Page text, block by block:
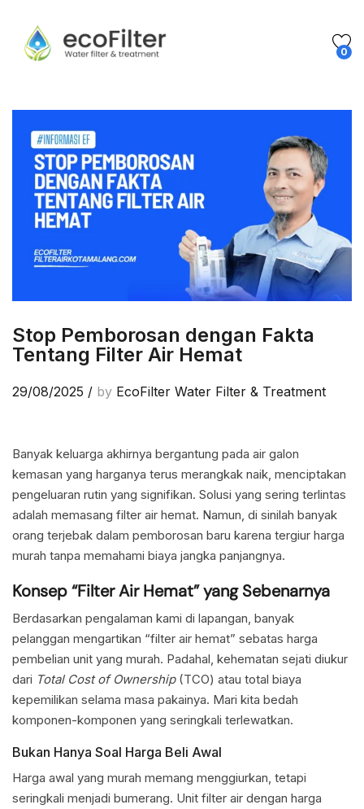
0
Stop Pemborosan dengan Fakta
Tentang Filter Air Hemat
29/08/2025 / by EcoFilter Water Filter & Treatment
Banyak keluarga akhirnya bergantung pada air galon
kemasan yang harganya terus merangkak naik, menciptakan
pengeluaran rutin yang signifikan. Solusi yang sering terlintas
adalah memasang filter air hemat. Namun, di sinilah banyak
orang terjebak dalam pemborosan baru karena tergiur harga
murah tanpa memahami biaya jangka panjangnya.
Konsep “Filter Air Hemat” yang Sebenarnya
Berdasarkan pengalaman kami di lapangan, banyak
pelanggan mengartikan “filter air hemat” sebatas harga
pembelian unit yang murah. Padahal, kehematan sejati diukur
dari Total Cost of Ownership(TCO) atau total biaya
kepemilikan selama masa pakainya. Mari kita bedah
komponen-komponen yang seringkali terlewatkan.
Bukan Hanya Soal Harga Beli Awal
Harga awal yang murah memang menggiurkan, tetapi
seringkali menjadi bumerang. Unit filter air dengan harga